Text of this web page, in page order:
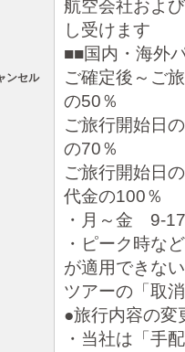
ンセル
航空会社およ
し受けます
■■国内・海外
ご確定後～ご
の50％
ご旅行開始日
の70％
ご旅行開
代金の100％
・月～金 9-
・ピーク時な
が適用できな
ツアーの「取
●旅行内容の変
・当社は「手